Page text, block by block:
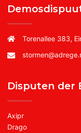
Torenallee 383,
Disputen der
Axipr
Drago